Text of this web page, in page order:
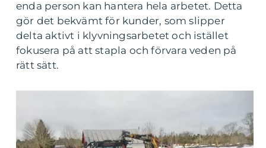
enda person kan hantera hela arbetet. Detta
gör det bekvämt för kunder, som slipper
delta aktivt i klyvningsarbetet och istället
fokusera på att stapla och förvara veden på
rätt sätt.